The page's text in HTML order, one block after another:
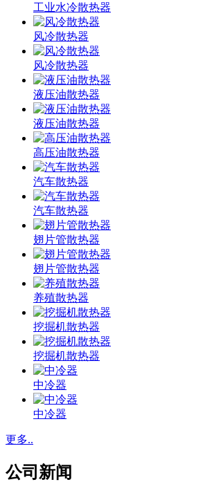
工业水冷散热器
风冷散热器
风冷散热器
液压油散热器
液压油散热器
高压油散热器
汽车散热器
汽车散热器
翅片管散热器
翅片管散热器
养殖散热器
挖掘机散热器
挖掘机散热器
中冷器
中冷器
更多..
公司新闻